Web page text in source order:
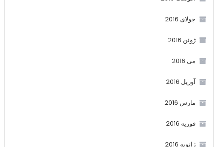
جولای 2016
ژوئن 2016
می 2016
آوریل 2016
مارس 2016
فوریه 2016
ژانویه 2016